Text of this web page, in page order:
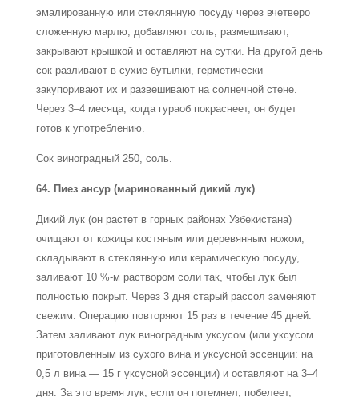
эмалированную или стеклянную посуду через вчетверо
сложенную марлю, добавляют соль, размешивают,
закрывают крышкой и оставляют на сутки. На другой день
сок разливают в сухие бутылки, герметически
закупоривают их и развешивают на солнечной стене.
Через 3–4 месяца, когда гураоб покраснеет, он будет
готов к употреблению.
Сок виноградный 250, соль.
64. Пиез ансур (маринованный дикий лук)
Дикий лук (он растет в горных районах Узбекистана)
очищают от кожицы костяным или деревянным ножом,
складывают в стеклянную или керамическую посуду,
заливают 10 %-м раствором соли так, чтобы лук был
полностью покрыт. Через 3 дня старый рассол заменяют
свежим. Операцию повторяют 15 раз в течение 45 дней.
Затем заливают лук виноградным уксусом (или уксусом
приготовленным из сухого вина и уксусной эссенции: на
0,5 л вина — 15 г уксусной эссенции) и оставляют на 3–4
дня. За это время лук, если он потемнел, побелеет,